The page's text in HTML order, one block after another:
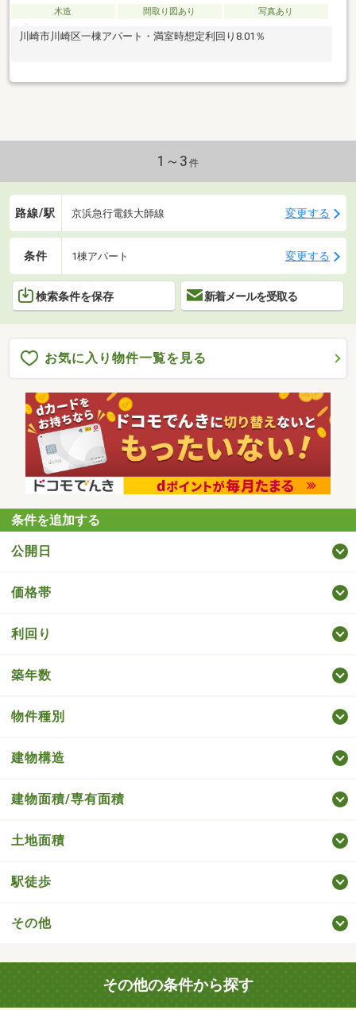
木造 間取り図あり 写真あり
川崎市川崎区一棟アパート・満室時想定利回り8.01％
1～3 件
路線/駅 京浜急行電鉄大師線 変更する
条件 1棟アパート 変更する
検索条件を保存 新着メールを受取る
お気に入り物件一覧を見る
条件を追加する
公開日
価格帯
利回り
築年数
物件種別
建物構造
建物面積/専有面積
土地面積
駅徒歩
その他
その他の条件から探す